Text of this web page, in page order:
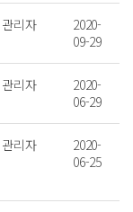
관리자
2020-
09-29
관리자
2020-
06-29
관리자
2020-
06-25